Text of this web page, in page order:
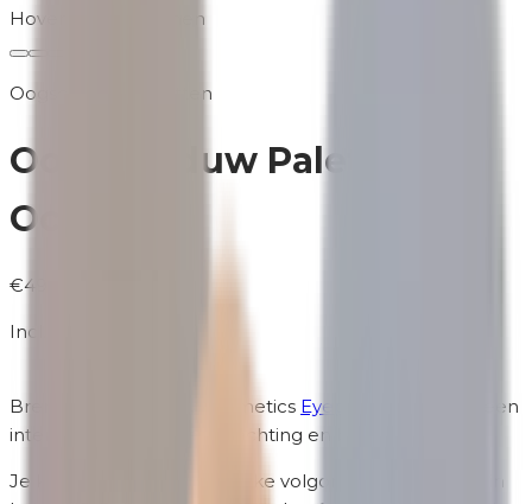
Hover om te zoomen
Oogschaduw Paletten
Oogschaduw Palette |
Ocean
€49,95
Incl. BTW
Breng eerst de Unity Cosmetics Eyeprimer
aan voor een
intensere kleur, betere hechting en betere dekking!
Je kunt zelf bepalen in welke volgorde je de kleuren in